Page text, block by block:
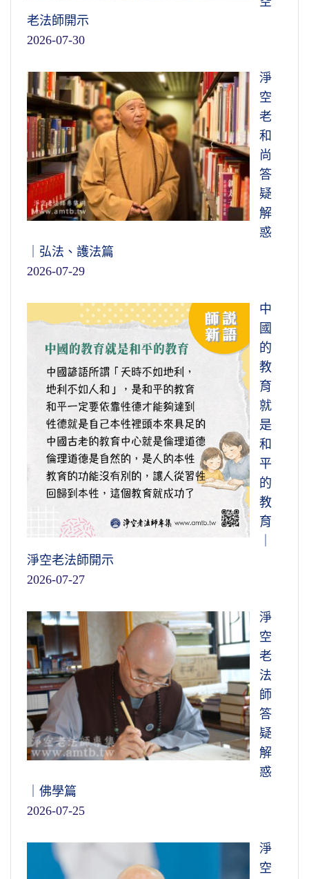
老法師開示
2026-07-30
淨
空
老
和
尚
答
疑
解
惑
｜弘法、護法篇
2026-07-29
中
國
的
教
育
就
是
和
平
的
教
育
淨空老法師開示
2026-07-27
淨
空
老
法
師
答
疑
解
惑
｜佛學篇
2026-07-25
淨
空